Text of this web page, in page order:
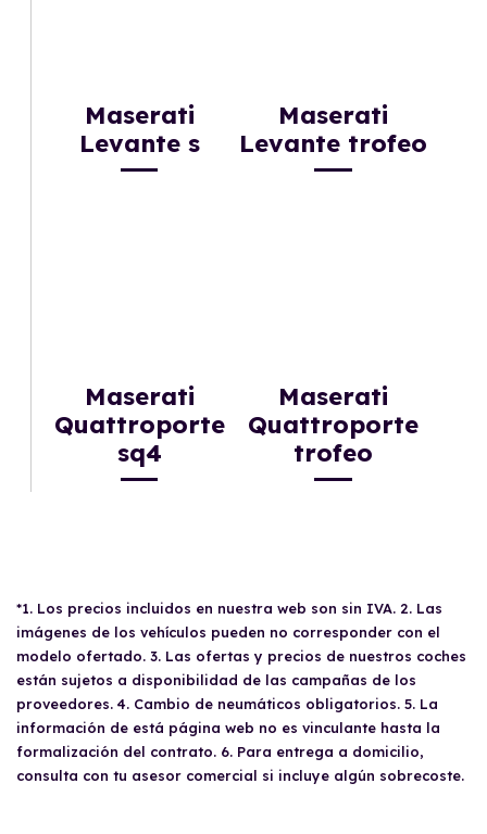
Maserati
Levante s
Maserati
Levante trofeo
Maserati
Quattroporte
sq4
Maserati
Quattroporte
trofeo
*1. Los precios incluidos en nuestra web son sin IVA. 2. Las
imágenes de los vehículos pueden no corresponder con el
modelo ofertado. 3. Las ofertas y precios de nuestros coches
están sujetos a disponibilidad de las campañas de los
proveedores. 4. Cambio de neumáticos obligatorios. 5. La
información de está página web no es vinculante hasta la
formalización del contrato. 6. Para entrega a domicilio,
consulta con tu asesor comercial si incluye algún sobrecoste.